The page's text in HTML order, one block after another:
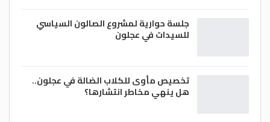
جلسة حوارية لمشروع الصالون السياسي
للسيدات في عجلون
تخصيص مأوى للكلاب الضالة في عجلون..
هل ينهي مخاطر انتشارها؟